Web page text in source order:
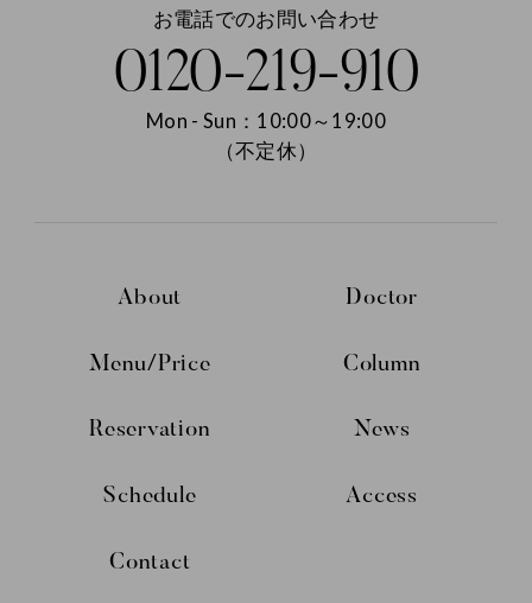
お電話でのお問い合わせ
0120-219-910
Mon - Sun：10:00～19:00
（不定休）
About Doctor
Menu/Price Column
Reservation News
Schedule Access
Contact